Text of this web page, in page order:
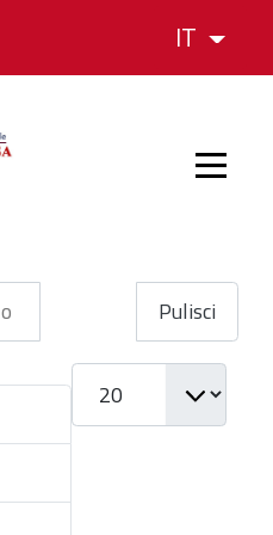
IT
L'ORGANIZZAZIONE
Pulisci
Visualizza #